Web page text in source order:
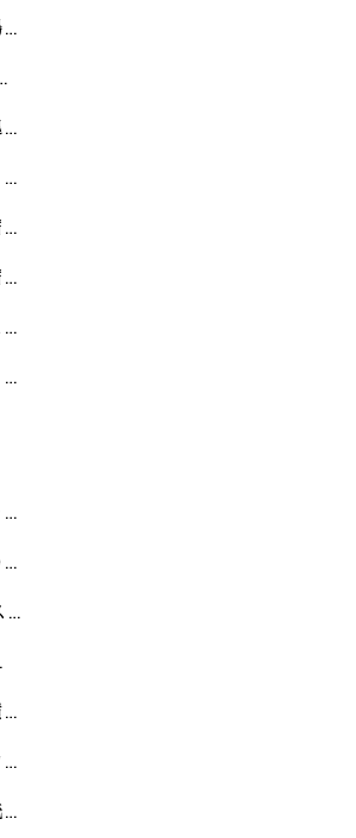
…
…
…
…
…
…
…
…
…
…
…
…
…